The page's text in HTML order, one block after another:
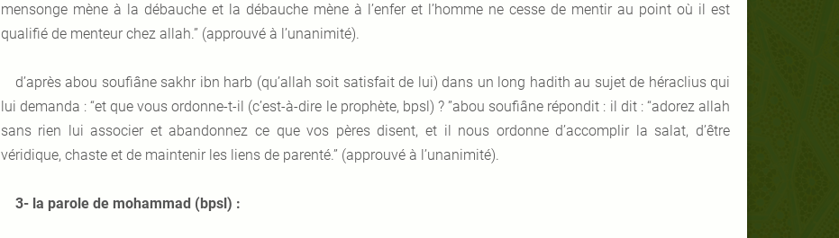
mensonge mène à la débauche et la débauche mène à l’enfer et l’homme ne cesse de mentir au point où il est
qualifié de menteur chez allah.” (approuvé à l’unanimité).
d’après abou soufiâne sakhr ibn harb (qu’allah soit satisfait de lui) dans un long hadith au sujet de héraclius qui
lui demanda : “et que vous ordonne-t-il (c’est-à-dire le prophète, bpsl) ? ”abou soufiâne répondit : il dit : “adorez allah
sans rien lui associer et abandonnez ce que vos pères disent, et il nous ordonne d’accomplir la salat, d’être
véridique, chaste et de maintenir les liens de parenté.” (approuvé à l’unanimité).
3- la parole de mohammad (bpsl) :